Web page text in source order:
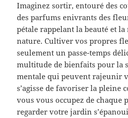
Imaginez sortir, entouré des
des parfums enivrants des
pétale rappelant la beauté et
nature. Cultiver vos propres
seulement un passe-temps
multitude de bienfaits pour la
mentale qui peuvent rajeunir
s’agisse de favoriser la pleine
vous vous occupez de chaque
regarder votre jardin